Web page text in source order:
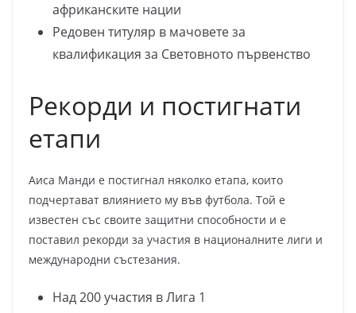
африканските нации
Редовен титуляр в мачовете за
квалификация за Световното първенство
Рекорди и постигнати
етапи
Аиса Манди е постигнал няколко етапа, които
подчертават влиянието му във футбола. Той е
известен със своите защитни способности и е
поставил рекорди за участия в националните лиги и
международни състезания.
Над 200 участия в Лига 1